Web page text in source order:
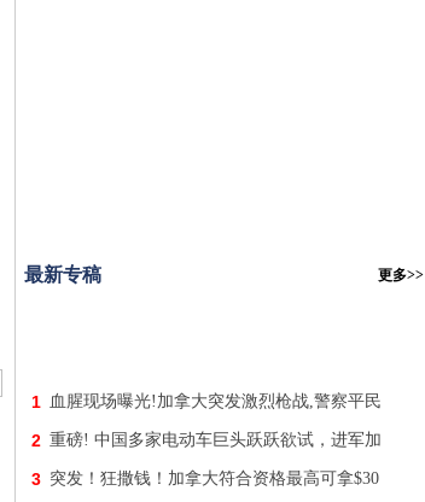
最新专稿 更多>>
1 血腥现场曝光!加拿大突发激烈枪战,警察平民
2 重磅! 中国多家电动车巨头跃跃欲试，进军加
3 突发！狂撒钱！加拿大符合资格最高可拿$30